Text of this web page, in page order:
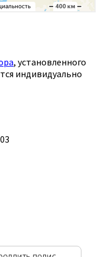
, установленного
индивидуально